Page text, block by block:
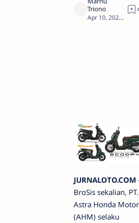
JURNALOTO.COM
BroSis sekalian, PT.
Astra Honda Motor
(AHM) selaku